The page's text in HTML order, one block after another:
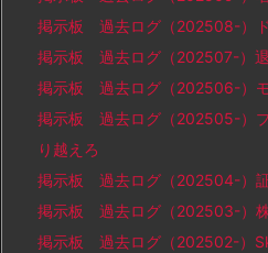
掲示板 過去ログ（202508-）
掲示板 過去ログ（202507-）
掲示板 過去ログ（202506-）
掲示板 過去ログ（202505-）
り越えろ
掲示板 過去ログ（202504-）
掲示板 過去ログ（202503-）
掲示板 過去ログ（202502-）